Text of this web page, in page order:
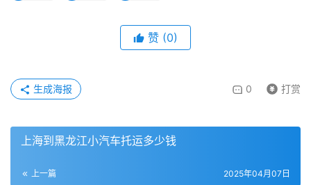
赞 (0)
0 打赏
生成海报
上海到黑龙江小汽车托运多少钱
上一篇 2025年04月07日